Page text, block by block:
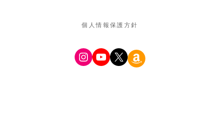
個人情報保護方針
Instagram
YouTube
X Amazon